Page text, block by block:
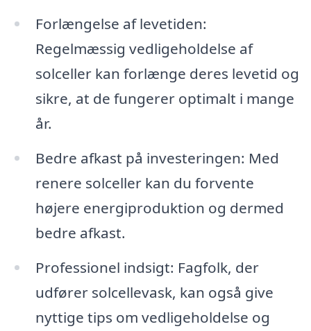
Forlængelse af levetiden:
Regelmæssig vedligeholdelse af
solceller kan forlænge deres levetid og
sikre, at de fungerer optimalt i mange
år.
Bedre afkast på investeringen: Med
renere solceller kan du forvente
højere energiproduktion og dermed
bedre afkast.
Professionel indsigt: Fagfolk, der
udfører solcellevask, kan også give
nyttige tips om vedligeholdelse og